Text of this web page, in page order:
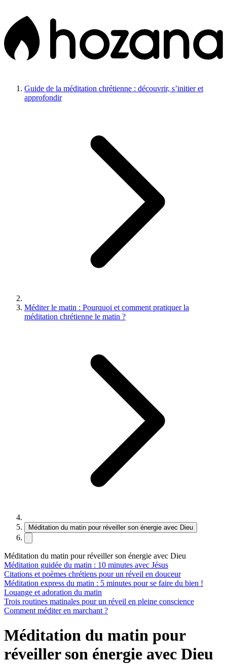
Guide de la méditation chrétienne : découvrir, s’initier et
approfondir
Méditer le matin : Pourquoi et comment pratiquer la
méditation chrétienne le matin ?
Méditation du matin pour réveiller son énergie avec Dieu
Méditation du matin pour réveiller son énergie avec Dieu
Méditation guidée du matin : 10 minutes avec Jésus
Citations et poèmes chrétiens pour un réveil en douceur
Méditation express du matin : 5 minutes pour se faire du bien !
Louange et adoration du matin
Trois routines matinales pour un réveil en pleine conscience
Comment méditer en marchant ?
Méditation du matin pour
réveiller son énergie avec Dieu